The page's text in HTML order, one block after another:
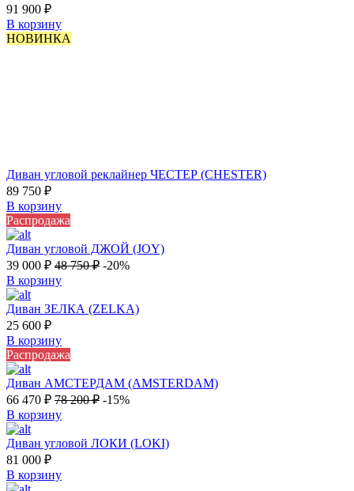
91 900 ₽
В корзину
НОВИНКА
Диван угловой реклайнер ЧЕСТЕР (CHESTER)
89 750 ₽
В корзину
Распродажа
Диван угловой ДЖОЙ (JOY)
39 000 ₽ 48 750₽ -20%
В корзину
Диван ЗЕЛКА (ZELKA)
25 600 ₽
В корзину
Распродажа
Диван АМСТЕРДАМ (AMSTERDAM)
66 470 ₽ 78 200₽ -15%
В корзину
Диван угловой ЛОКИ (LOKI)
81 000 ₽
В корзину